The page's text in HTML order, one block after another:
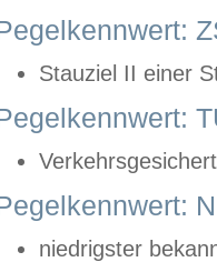
Stauziel II einer
niedrigster